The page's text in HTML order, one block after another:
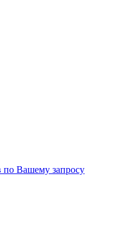
по Вашему запросу